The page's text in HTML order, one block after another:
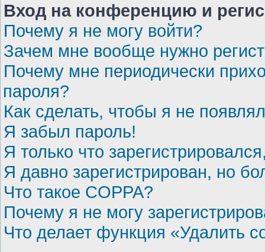
Вход на конференцию и
Почему я не могу войти?
Зачем мне вообще нужно
Почему мне периодически
пароля?
Как сделать, чтобы я не
Я забыл пароль!
Я только что
Я давно зарегистрирован, но
Что такое COPPA?
Почему я не могу
Что делает функция «Удалить